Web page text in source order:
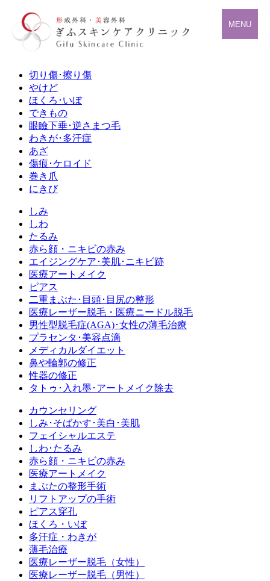
MENU
切り傷･擦り傷
やけど
ほくろ･いぼ
できもの
眼瞼下垂･逆さまつ毛
わきが･多汗症
あざ
傷痕･ケロイド
巻き爪
にきび
しみ
しわ
たるみ
赤ら顔・ニキビの赤み
エイジングケア･美肌･ニキビ跡
医療アートメイク
ピアス
二重まぶた･目頭･目尻の整形
医療レーザー脱毛・医療ニードル脱毛
男性型脱毛症(AGA)･女性の薄毛治療
プラセンタ･美容点滴
メディカルダイエット
鼻や輪郭の修正
性器の修正
タトゥ･入れ墨･アートメイク除去
カウンセリング
しみ･そばかす･美白･美肌
フェイシャルエステ
しわ･たるみ
赤ら顔・ニキビの赤み
医療アートメイク
まぶたの整形手術
リフトアップの手術
ピアス穿孔
ほくろ・いぼ
多汗症・わきが
薄毛治療
医療レーザー脱毛（女性）
医療レーザー脱毛（男性）